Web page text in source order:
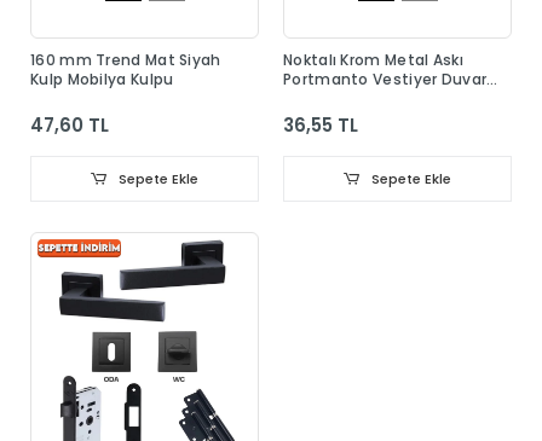
160 mm Trend Mat Siyah
Kulp Mobilya Kulpu
47,60 TL
Sepete Ekle
Noktalı Krom Metal Askı
Portmanto Vestiyer Duvar
36,55 TL
Sepete Ekle